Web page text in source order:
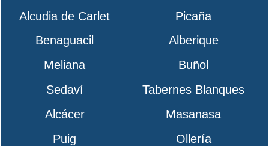
Alcudia de Carlet
Picaña
Benaguacil
Alberique
Meliana
Buñol
Sedaví
Tabernes Blanques
Alcácer
Masanasa
Puig
Ollería